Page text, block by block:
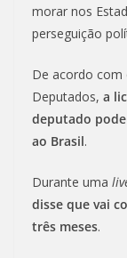
morar nos
perseguição
De acordo com
Deputados, a
deputado
ao Brasil.
Durante uma
disse que vai
três meses.